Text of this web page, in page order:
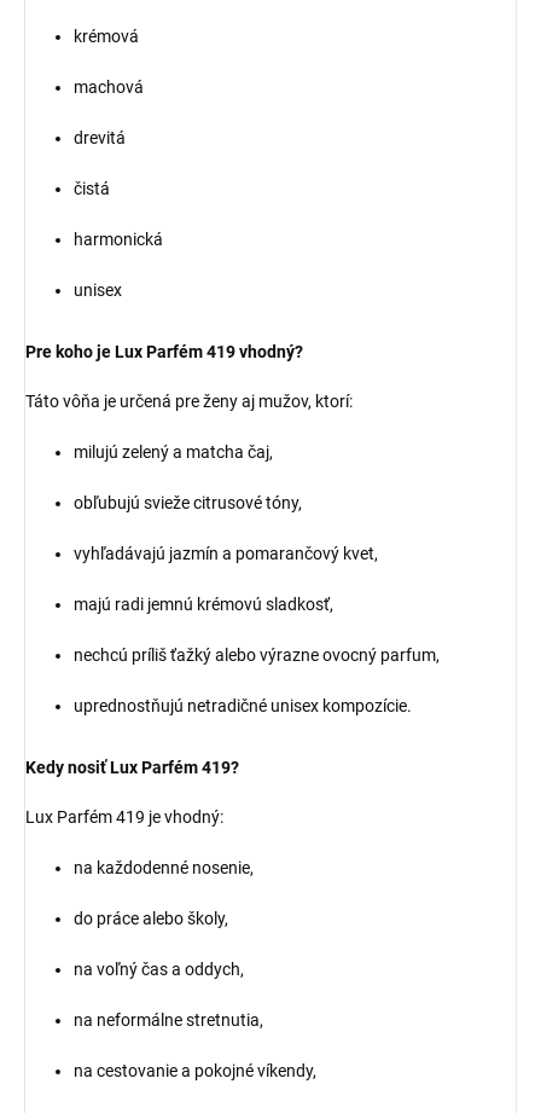
krémová
machová
drevitá
čistá
harmonická
unisex
Pre koho je Lux Parfém 419 vhodný?
Táto vôňa je určená pre ženy aj mužov, ktorí:
milujú zelený a matcha čaj,
obľubujú svieže citrusové tóny,
vyhľadávajú jazmín a pomarančový kvet,
majú radi jemnú krémovú sladkosť,
nechcú príliš ťažký alebo výrazne ovocný parfum,
uprednostňujú netradičné unisex kompozície.
Kedy nosiť Lux Parfém 419?
Lux Parfém 419 je vhodný:
na každodenné nosenie,
do práce alebo školy,
na voľný čas a oddych,
na neformálne stretnutia,
na cestovanie a pokojné víkendy,